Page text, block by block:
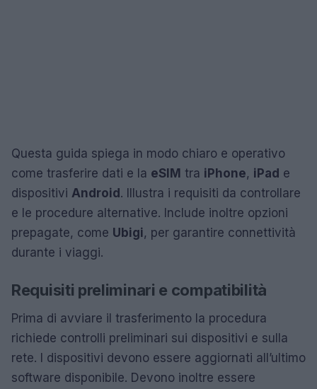
Questa guida spiega in modo chiaro e operativo
come trasferire dati e la eSIM tra iPhone, iPad e
dispositivi Android. Illustra i requisiti da controllare
e le procedure alternative. Include inoltre opzioni
prepagate, come Ubigi, per garantire connettività
durante i viaggi.
Requisiti preliminari e compatibilità
Prima di avviare il trasferimento la procedura
richiede controlli preliminari sui dispositivi e sulla
rete. I dispositivi devono essere aggiornati all’ultimo
software disponibile. Devono inoltre essere